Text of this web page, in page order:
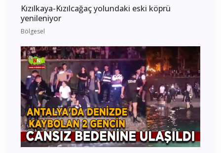
Kızılkaya-Kızılcağaç yolundaki eski köprü
yenileniyor
Bölgesel